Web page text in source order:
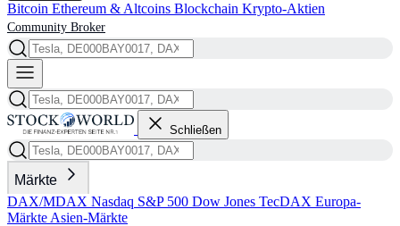
Bitcoin Ethereum & Altcoins Blockchain Krypto-Aktien
Community Broker
Schließen
Märkte
DAX/MDAX Nasdaq S&P 500 Dow Jones TecDAX Europa-
Märkte Asien-Märkte